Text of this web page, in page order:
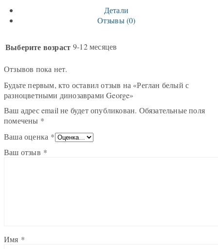
Детали
Отзывы (0)
Выберите возраст 9-12 месяцев
Отзывов пока нет.
Будьте первым, кто оставил отзыв на «Реглан белый с
разноцветными динозаврами George»
Ваш адрес email не будет опубликован. Обязательные поля
помечены *
Ваша оценка *
Ваш отзыв *
Имя *